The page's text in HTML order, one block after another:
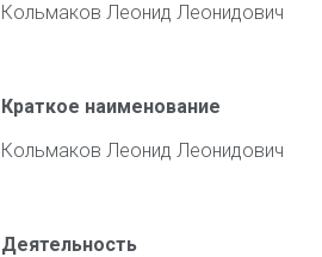
Кольмаков Леонид Леонидович
Краткое наименование
Кольмаков Леонид Леонидович
Деятельность